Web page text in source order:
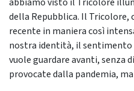
della Repubblica. Il Tricolore,
recente in maniera così
nostra identità, il sentimento
vuole guardare avanti, senza
provocate dalla pandemia,